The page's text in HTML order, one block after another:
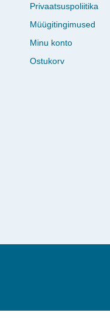
Privaatsuspoliitika
Müügitingimused
Minu konto
Ostukorv